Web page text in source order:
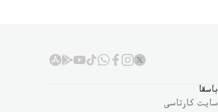
باسقا
سايت كارتاسى